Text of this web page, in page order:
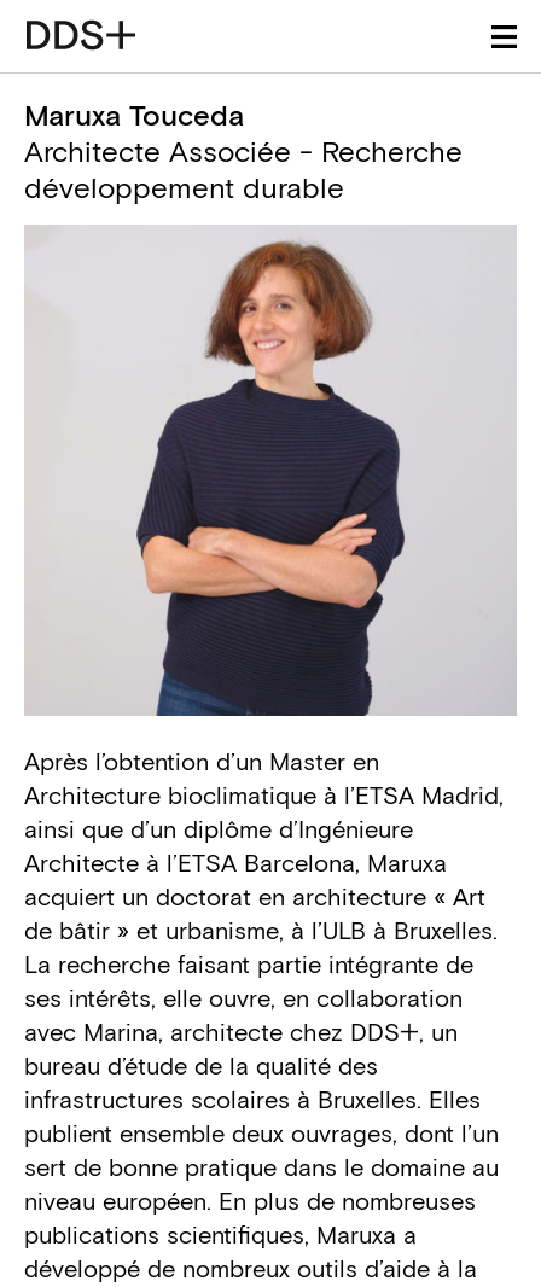
Maruxa Touceda
Architecte Associée - Recherche
développement durable
Biography
Après l’obtention d’un Master en
Architecture bioclimatique à l’ETSA Madrid,
ainsi que d’un diplôme d’Ingénieure
Architecte à l’ETSA Barcelona, Maruxa
acquiert un doctorat en architecture « Art
de bâtir » et urbanisme, à l’ULB à Bruxelles.
La recherche faisant partie intégrante de
ses intérêts, elle ouvre, en collaboration
avec Marina, architecte chez DDS+, un
bureau d’étude de la qualité des
infrastructures scolaires à Bruxelles. Elles
publient ensemble deux ouvrages, dont l’un
sert de bonne pratique dans le domaine au
niveau européen. En plus de nombreuses
publications scientifiques, Maruxa a
développé de nombreux outils d’aide à la